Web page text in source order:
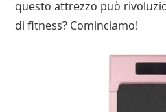
questo attrezzo può
di fitness? Cominciamo!